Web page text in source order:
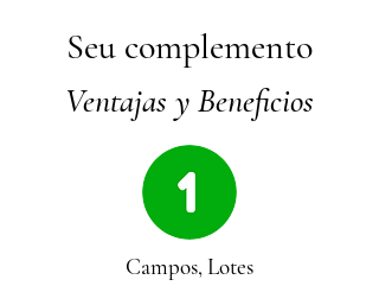
Seu complemento
Ventajas y Beneficios
Campos, Lotes